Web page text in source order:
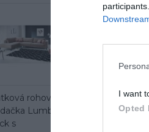
I want
Opted
rohová
Lumber
s